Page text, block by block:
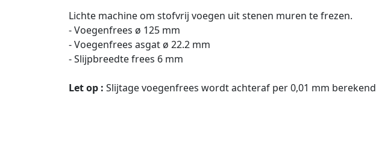
Lichte machine om stofvrij voegen uit stenen muren te frezen.
- Voegenfrees ø 125 mm
- Voegenfrees asgat ø 22.2 mm
- Slijpbreedte frees 6 mm
Let op : Slijtage voegenfrees wordt achteraf per 0,01 mm berekend